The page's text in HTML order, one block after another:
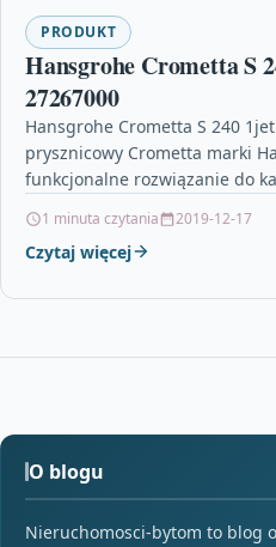
PRODUKT
Hansgrohe Crometta S
27267000
Hansgrohe Crometta S 240
prysznicowy Crometta marki
funkcjonalne rozwiązanie do
1 minuta czytania 2019-12-17
Czytaj więcej
O blogu
Nieruchomosci-bytom to blog